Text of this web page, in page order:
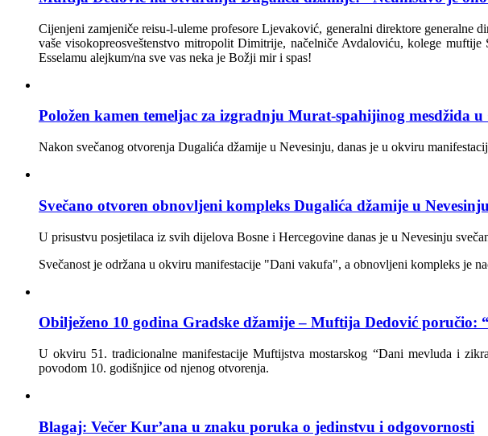
Cijenjeni zamjeniče reisu-l-uleme profesore Ljevaković, generalni direktore generalne
vaše visokopreosveštenstvo mitropolit Dimitrije, načelniče Avdaloviću, kolege
Esselamu alejkum/na sve vas neka je Božji mir i spas!
Položen kamen temeljac za izgradnju Murat-spahijinog mesdžida
Nakon svečanog otvorenja Dugalića džamije u Nevesinju, danas je u okviru
Svečano otvoren obnovljeni kompleks Dugalića džamije u
U prisustvu posjetilaca iz svih dijelova Bosne i Hercegovine danas je u Nevesinju
Svečanost je održana u okviru manifestacije "Dani vakufa", a obnovljeni kompleks je
Obilježeno 10 godina Gradske džamije – Muftija Dedović
U okviru 51. tradicionalne manifestacije Muftijstva mostarskog “Dani mevluda i
povodom 10. godišnjice od njenog otvorenja.
Blagaj: Večer Kur’ana u znaku poruka o jedinstvu i odgovornosti